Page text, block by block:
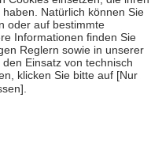
die von der
um echte Bewertungen